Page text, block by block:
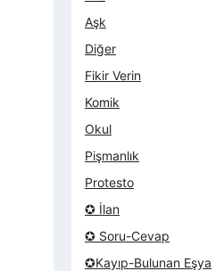
Aşk
Diğer
Fikir Verin
Komik
Okul
Pişmanlık
Protesto
✪ İlan
✪ Soru-Cevap
✪Kayıp-Bulunan Eşya